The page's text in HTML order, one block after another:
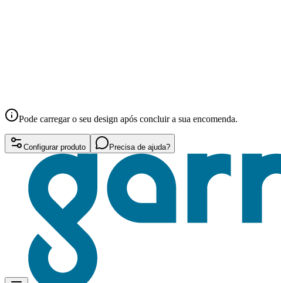
Pode carregar o seu design após concluir a sua encomenda.
Configurar produto Precisa de ajuda?